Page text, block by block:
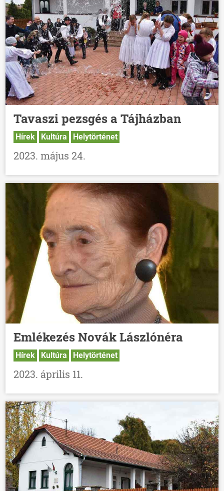
Tavaszi pezsgés a Tájházban
Hírek Kultúra Helytörténet
2023. május 24.
Emlékezés Novák Lászlónéra
Hírek Kultúra Helytörténet
2023. április 11.